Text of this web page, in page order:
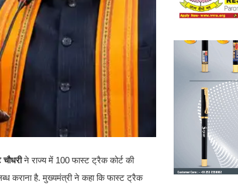
ने राज्य में 100 फास्ट ट्रैक कोर्ट की
कराना है. मुख्यमंत्री ने कहा कि फास्ट ट्रैक